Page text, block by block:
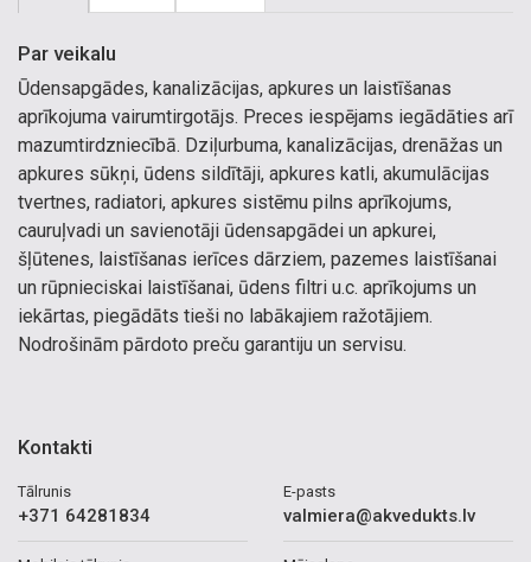
Par veikalu
Ūdensapgādes, kanalizācijas, apkures un laistīšanas
aprīkojuma vairumtirgotājs. Preces iespējams iegādāties arī
mazumtirdzniecībā. Dziļurbuma, kanalizācijas, drenāžas un
apkures sūkņi, ūdens sildītāji, apkures katli, akumulācijas
tvertnes, radiatori, apkures sistēmu pilns aprīkojums,
cauruļvadi un savienotāji ūdensapgādei un apkurei,
šļūtenes, laistīšanas ierīces dārziem, pazemes laistīšanai
un rūpnieciskai laistīšanai, ūdens filtri u.c. aprīkojums un
iekārtas, piegādāts tieši no labākajiem ražotājiem.
Nodrošinām pārdoto preču garantiju un servisu.
Kontakti
Tālrunis
+371 64281834
E-pasts
valmiera@akvedukts.lv